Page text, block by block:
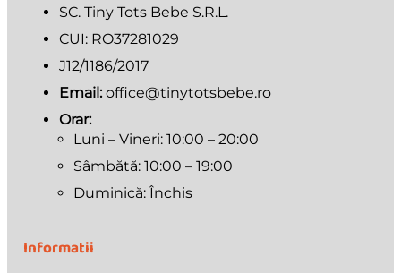
SC. Tiny Tots Bebe S.R.L.
CUI: RO37281029
J12/1186/2017
Email: office@tinytotsbebe.ro
Orar:
Luni – Vineri: 10:00 – 20:00
Sâmbătă: 10:00 – 19:00
Duminică: Închis
Informatii